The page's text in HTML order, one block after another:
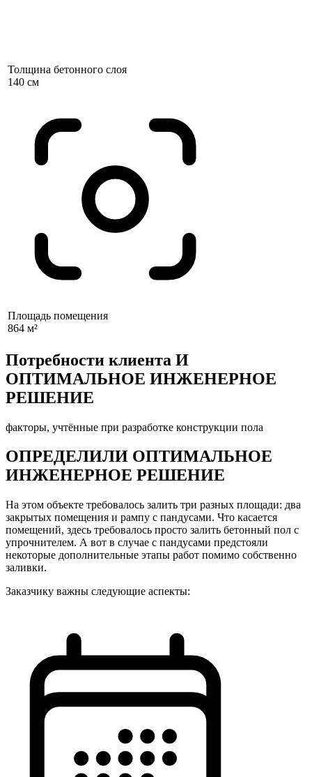
Толщина бетонного слоя
140 см
Площадь помещения
864 м²
Потребности клиента И
ОПТИМАЛЬНОЕ ИНЖЕНЕРНОЕ
РЕШЕНИЕ
факторы, учтённые при разработке конструкции пола
ОПРЕДЕЛИЛИ ОПТИМАЛЬНОЕ
ИНЖЕНЕРНОЕ РЕШЕНИЕ
На этом объекте требовалось залить три разных площади: два
закрытых помещения и рампу с пандусами. Что касается
помещений, здесь требовалось просто залить бетонный пол с
упрочнителем. А вот в случае с пандусами предстояли
некоторые дополнительные этапы работ помимо собственно
заливки.
Заказчику важны следующие аспекты: